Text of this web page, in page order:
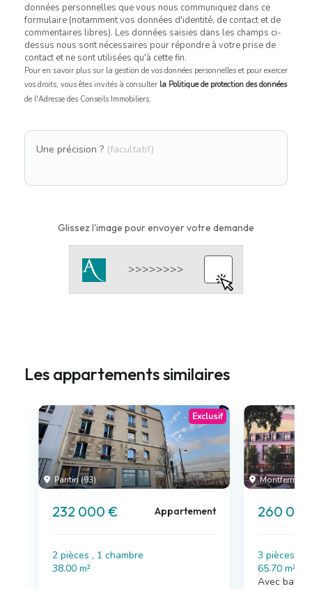
données personnelles que vous nous communiquez dans ce
formulaire (notamment vos données d'identité, de contact et de
commentaires libres). Les données saisies dans les champs ci-
dessus nous sont nécessaires pour répondre à votre prise de
contact et ne sont utilisées qu'à cette fin.
Pour en savoir plus sur la gestion de vos données personnelles et pour exercer
vos droits, vous êtes invités à consulter la Politique de protection des données
de l'Adresse des Conseils Immobiliers.
Une précision ? (facultatif)
Glissez l'image pour envoyer votre demande
Les appartements similaires
Pantin (93)
Exclusif
232 000 € Appartement
2 pièces , 1 chambre
38.00 m²
Montfermeil
260
3 pièces , 2
65.70 m²
Avec balcon